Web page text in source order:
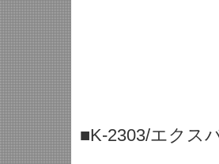
■K-2303/エクス